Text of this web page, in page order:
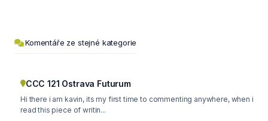
Komentáře ze stejné kategorie
CCC 121 Ostrava Futurum
Hi there i am kavin, its my first time to commenting anywhere, when i
read this piece of writin...